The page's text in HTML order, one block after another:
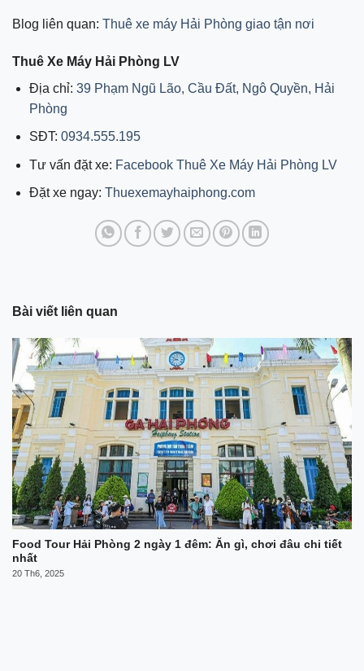
Blog liên quan: Thuê xe máy Hải Phòng giao tận nơi
Thuê Xe Máy Hải Phòng LV
Địa chỉ: 39 Phạm Ngũ Lão, Cầu Đất, Ngô Quyền, Hải
Phòng
SĐT: 0934.555.195
Tư vấn đặt xe: Facebook Thuê Xe Máy Hải Phòng LV
Đặt xe ngay: Thuexemayhaiphong.com
Bài viết liên quan
Food Tour Hải Phòng 2 ngày 1 đêm: Ăn gì, chơi đâu chi tiết
nhất
20 Th6, 2025